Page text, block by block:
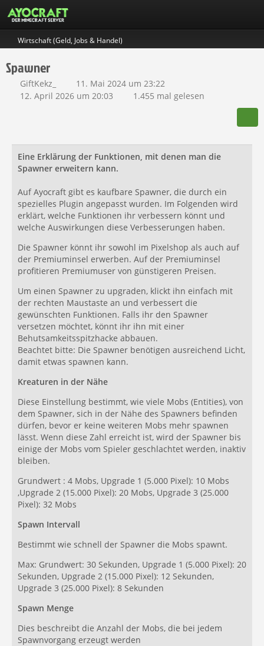
Wirtschaft (Geld, Jobs & Handel)
Spawner
GiftKekz_
11. Mai 2024 um 23:22
12. April 2026 um 20:03
1.455 mal gelesen
Eine Erklärung der Funktionen, mit denen man die
Spawner erweitern kann.
Auf Ayocraft gibt es kaufbare Spawner, die durch ein
spezielles Plugin angepasst wurden. Im Folgenden wird
erklärt, welche Funktionen ihr verbessern könnt und
welche Auswirkungen diese Verbesserungen haben.
Die Spawner könnt ihr sowohl im Pixelshop als auch auf
der Premiuminsel erwerben. Auf der Premiuminsel
profitieren Premiumuser von günstigeren Preisen.
Um einen Spawner zu upgraden, klickt ihn einfach mit
der rechten Maustaste an und verbessert die
gewünschten Funktionen. Falls ihr den Spawner
versetzen möchtet, könnt ihr ihn mit einer
Behutsamkeitsspitzhacke abbauen.
Beachtet bitte: Die Spawner benötigen ausreichend Licht,
damit etwas spawnen kann.
Kreaturen in der Nähe
Diese Einstellung bestimmt, wie viele Mobs (Entities), von
dem Spawner, sich in der Nähe des Spawners befinden
dürfen, bevor er keine weiteren Mobs mehr spawnen
lässt. Wenn diese Zahl erreicht ist, wird der Spawner bis
einige der Mobs vom Spieler geschlachtet werden, inaktiv
bleiben.
Grundwert : 4 Mobs, Upgrade 1 (5.000 Pixel): 10 Mobs
,Upgrade 2 (15.000 Pixel): 20 Mobs, Upgrade 3 (25.000
Pixel): 32 Mobs
Spawn Intervall
Bestimmt wie schnell der Spawner die Mobs spawnt.
Max: Grundwert: 30 Sekunden, Upgrade 1 (5.000 Pixel): 20
Sekunden, Upgrade 2 (15.000 Pixel): 12 Sekunden,
Upgrade 3 (25.000 Pixel): 8 Sekunden
Spawn Menge
Dies beschreibt die Anzahl der Mobs, die bei jedem
Spawnvorgang erzeugt werden